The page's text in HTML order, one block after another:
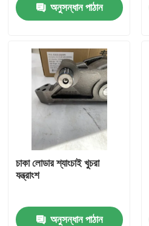
আমাদের সম্পর্কে
কারখানা ভ্রমণ
অনুসন্ধান পাঠান
চাকা লোডার শ্যাংচাই খুচরা
যন্ত্রাংশ
অনুসন্ধান পাঠান